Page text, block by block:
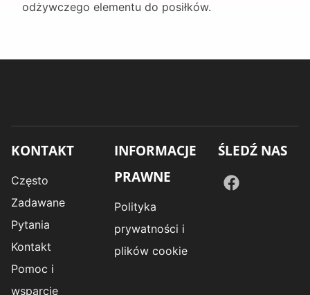
odżywczego elementu do posiłków.
KONTAKT
Często
Zadawane
Pytania
Kontakt
Pomoc i
wsparcie
INFORMACJE
PRAWNE
Polityka
prywatności i
plików cookie
ŚLEDŹ NAS